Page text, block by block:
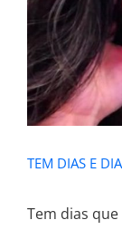
TEM DIAS E
Tem dias